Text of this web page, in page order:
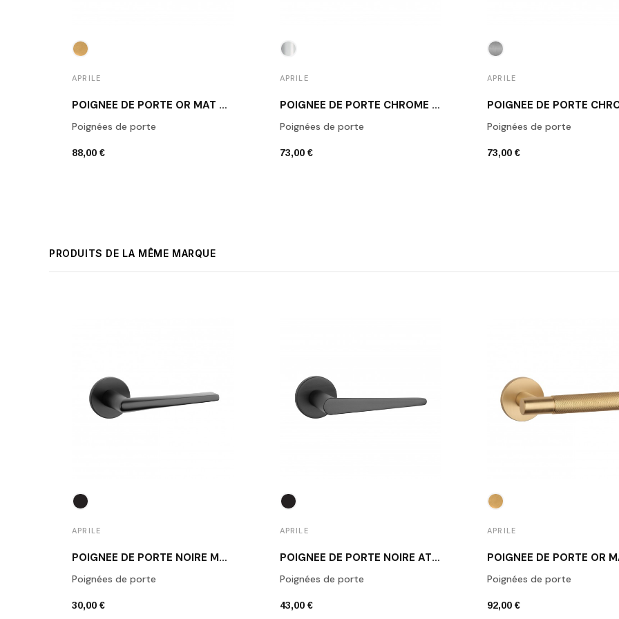
APRILE
POIGNÉE DE PORTE OR MAT ROBINIA
Poignées de porte
88,00 €
APRILE
POIGNÉE DE PORTE CHROME ROBINIA
Poignées de porte
73,00 €
APRILE
Poignées de porte
73,00 €
PRODUITS DE LA MÊME MARQUE
APRILE
POIGNÉE DE PORTE NOIRE MAT SALTA
Poignées de porte
30,00 €
APRILE
POIGNÉE DE PORTE NOIRE AT ARNICA R 7S BLACK
Poignées de porte
43,00 €
APRILE
Poignées de porte
92,00 €